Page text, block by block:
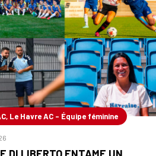
Le Havre AC - Équipe féminine